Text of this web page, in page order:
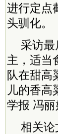
进行定点
头驯化。
采访
主，适当
队在甜高
儿的香高
学报 冯丽
相关论